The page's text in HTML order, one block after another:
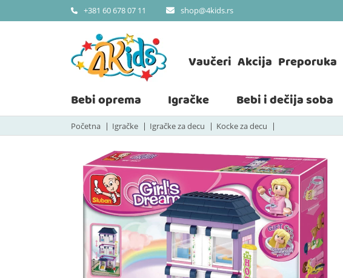
+381 60 678 07 11 shop@4kids.rs
Vaučeri Akcija Preporuka
Bebi oprema Igračke Bebi i dečija soba
Početna Igračke Igračke za decu Kocke za decu